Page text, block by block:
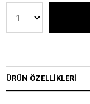
ÜRÜN ÖZELLIKLERI